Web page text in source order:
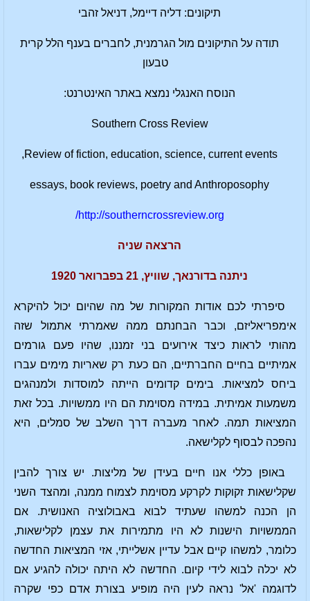
תיקונים: דליה דיימל, דניאל זהבי
תודה על התיקונים מול הגרמנית, לחברים בענף הלל קרית
טבעון
הנוסח האנגלי נמצא באתר האינטרנט:
Southern Cross Review
Review of fiction, education, science, current events,
essays, book reviews, poetry and Anthroposophy
http://southerncrossreview.org/
הרצאה שניה
ניתנה בדורנאך, שוויץ, 21 בפברואר 1920
סיפרתי לכם אודות המקורות של מה שהיום יכול להיקרא
אימפריאליזם, וכבר הבחנתם ממה שאמרתי אתמול שזה
מהותי לראות כיצד אירועים בני זמננו, שהיו פעם גורמים
אמיתיים בחיים החברתיים, הם כעת רק שאריות מימים עברו
ביחס למציאות. בימים קדומים הייתה למוסדות ולמנהגים
משמעות אמיתית. במידה מסוימת הם היו ממשויות. בכל זאת
המציאות תמה. לאחר מעברה דרך השלב של סמלים, היא
נהפכה לבסוף לקלישאה.
באופן כללי אנו חיים בעידן של מליצות. יש צורך להבין
שקלישאות זקוקות לקרקע מסוימת לצמוח ממנה, ומהצד השני
הן הכנה למשהו שעתיד לבוא באבולוציה האנושית. אם
הממשויות הישנות לא היו מתמירות את עצמן לקלישאות,
כלומר, למשהו קיים אבל עדיין אשלייתי, אזי המציאות החדשה
לא יכלה לבוא לידי קיום. החדשה לא היתה יכולה להגיע אם
לדוגמה 'אל' נראה לעין היה מופיע בצורת אדם כפי שקרה